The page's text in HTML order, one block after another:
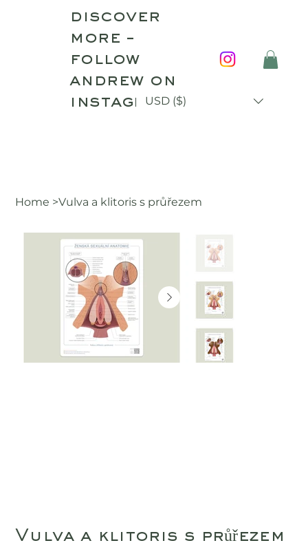
discover
more –
follow
andrew on
instagram!
USD ($)
Home >Vulva a klitoris s průřezem
Vulva a klitoris s průřezem